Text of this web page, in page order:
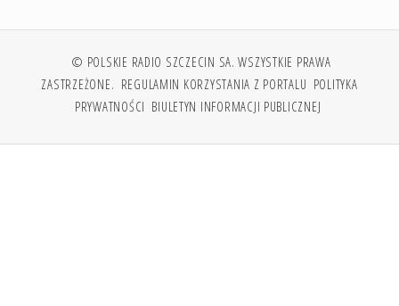
© POLSKIE RADIO SZCZECIN SA. WSZYSTKIE PRAWA
ZASTRZEŻONE. REGULAMIN KORZYSTANIA Z PORTALU POLITYKA
PRYWATNOŚCI BIULETYN INFORMACJI PUBLICZNEJ